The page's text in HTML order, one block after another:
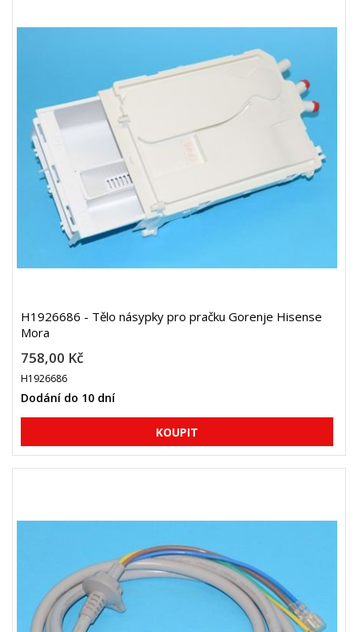
H1926686 - Tělo násypky pro pračku Gorenje Hisense
Mora
758,00 Kč
H1926686
Dodání do 10 dní